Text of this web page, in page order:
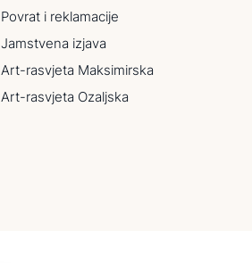
Povrat i reklamacije
Jamstvena izjava
Art-rasvjeta Maksimirska
Art-rasvjeta Ozaljska